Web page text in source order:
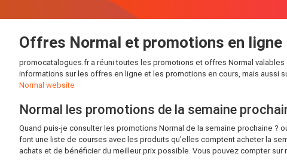
Offres Normal et promotions en ligne
promocatalogues.fr a réuni toutes les promotions et offres Normal
informations sur les offres en ligne et les promotions en cours, mais aussi
Normal website
Normal les promotions de la semaine
Quand puis-je consulter les promotions Normal de la semaine prochaine
font une liste de courses avec les produits qu'elles comptent acheter la
achats et de bénéficier du meilleur prix possible. Vous pouvez compter